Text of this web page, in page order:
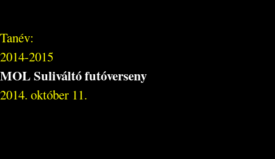
Tanév:
2014-2015
MOL Suliváltó futóverseny
2014. október 11.